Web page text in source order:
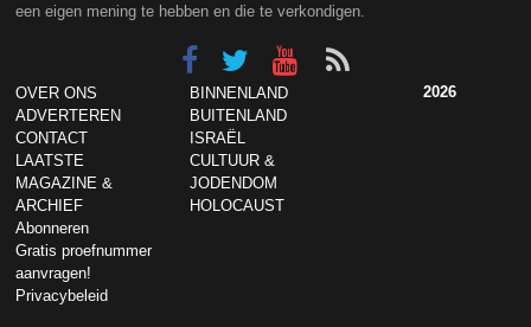
een eigen mening te hebben en die te verkondigen.
OVER ONS
ADVERTEREN
CONTACT
LAATSTE
MAGAZINE &
ARCHIEF
Abonneren
Gratis proefnummer
aanvragen!
Privacybeleid
BINNENLAND
BUITENLAND
ISRAËL
CULTUUR &
JODENDOM
HOLOCAUST
2026